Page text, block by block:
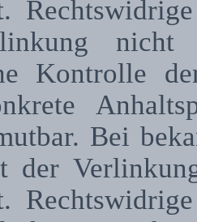
nicht
Kontrolle
Bei
der